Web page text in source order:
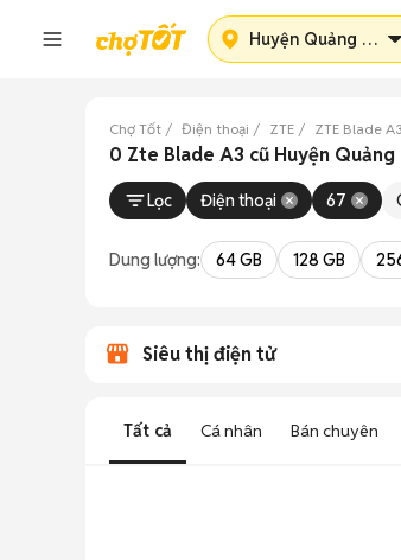
Huyện Quảng Hòa
Chợ Tốt Điện thoại ZTE ZTE Blade A3
0 Zte Blade A3 cũ Huyện
Lọc Điện thoại 67
Dung lượng: 64 GB 128 GB
Siêu thị điện tử
Tất cả Cá nhân Bán chuyên